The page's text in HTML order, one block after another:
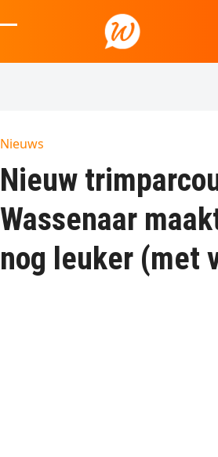
to
mobile
mobile
Nieuws
Nieuw
Wassenaar
nog leuker (met